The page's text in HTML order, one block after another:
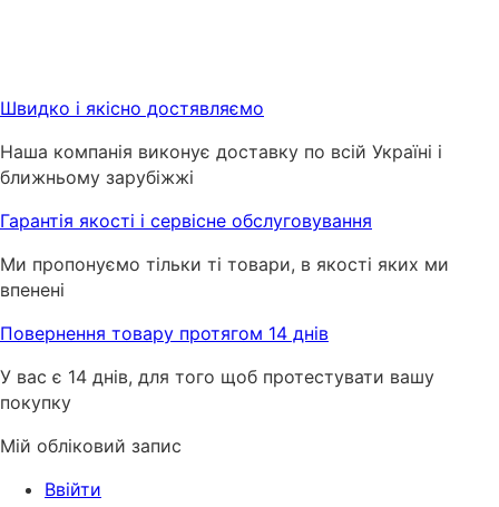
Швидко і якісно достявляємо
Наша компанія виконує доставку по всій Україні і
ближньому зарубіжжі
Гарантія якості і сервісне обслуговування
Ми пропонуємо тільки ті товари, в якості яких ми
впенені
Повернення товару протягом 14 днів
У вас є 14 днів, для того щоб протестувати вашу
покупку
Мій обліковий запис
Ввійти